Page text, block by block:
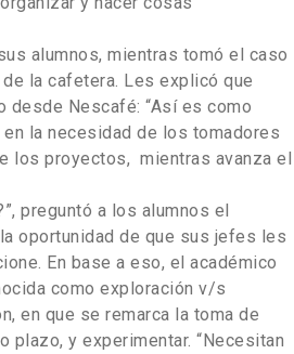
alumnos, mientras tomó el caso
la cafetera. Les explicó que
desde Nescafé: “Así es como
la necesidad de los tomadores
los proyectos, mientras avanza el
preguntó a los alumnos el
oportunidad de que sus jefes les
En base a eso, el académico
como exploración v/s
en que se remarca la toma de
y experimentar. “Necesitan